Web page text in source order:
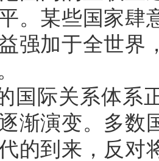
。某些国家肆
强加于全世界
国际关系体系
渐演变。多数
的到来，反对